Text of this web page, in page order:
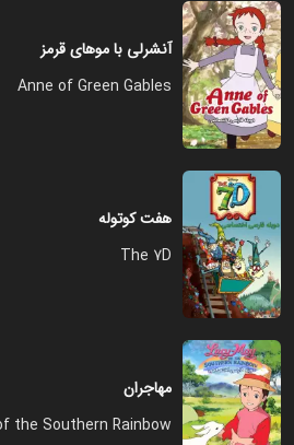
غیرمنتظره
آنشرلی با موهای قرمز
Anne of Green Gables
هفت کوتوله
The 7D
مهاجران
the Southern Rainbow